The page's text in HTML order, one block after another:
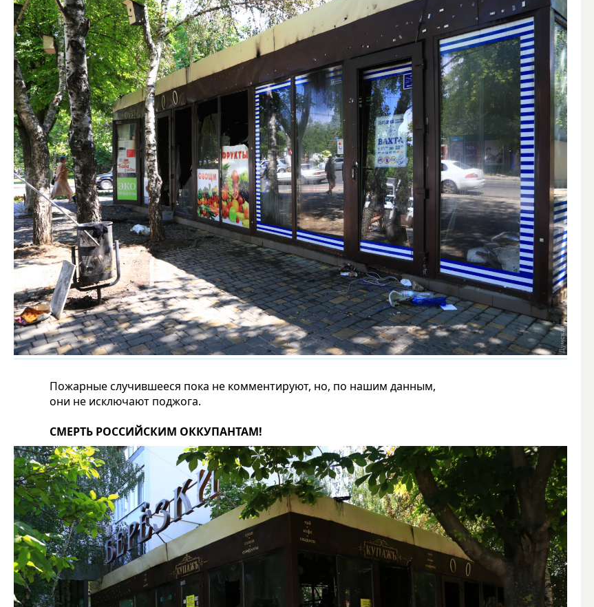
Пожарные случившееся пока не комментируют, но, по нашим данным,
они не исключают поджога.
СМЕРТЬ РОССИЙСКИМ ОККУПАНТАМ!